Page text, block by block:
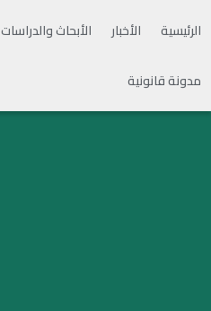
الرئيسية الأخبار الأبحاث والدراسات
مدونة قانونية